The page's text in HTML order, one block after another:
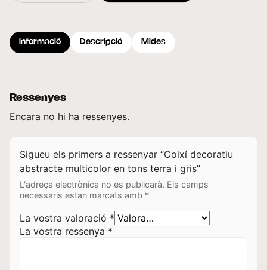
Informació Descripció Mides
Ressenyes
Encara no hi ha ressenyes.
Sigueu els primers a ressenyar “Coixí decoratiu
abstracte multicolor en tons terra i gris”
L'adreça electrònica no es publicarà. Els camps
necessaris estan marcats amb *
La vostra valoració *
La vostra ressenya *